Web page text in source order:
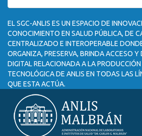
EL SGC-ANLIS ES UN ESPACIO DE
CONOCIMIENTO EN SALUD PÚBLICA, DE
CENTRALIZADO E INTEROPERABLE
ORGANIZA, PRESERVA, BRINDA ACCESO
DIGITAL RELACIONADA A LA
TECNOLÓGICA DE ANLIS EN TODAS LAS
QUE ESTA ACTÚA.